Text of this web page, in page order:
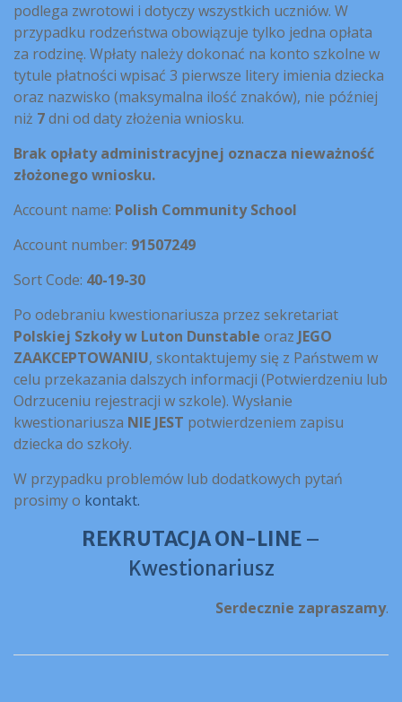
podlega zwrotowi i dotyczy wszystkich uczniów. W
przypadku rodzeństwa obowiązuje tylko jedna opłata
za rodzinę. Wpłaty należy dokonać na konto szkolne w
tytule płatności wpisać 3 pierwsze litery imienia dziecka
oraz nazwisko (maksymalna ilość znaków), nie później
niż 7dni od daty złożenia wniosku.
Brak opłaty administracyjnej oznacza nieważność
złożonego wniosku.
Account name: Polish Community School
Account number: 91507249
Sort Code: 40-19-30
Po odebraniu kwestionariusza przez sekretariat
Polskiej Szkoły w Luton Dunstable oraz JEGO
ZAAKCEPTOWANIU, skontaktujemy się z Państwem w
celu przekazania dalszych informacji (Potwierdzeniu lub
Odrzuceniu rejestracji w szkole). Wysłanie
kwestionariusza NIE JEST potwierdzeniem zapisu
dziecka do szkoły.
W przypadku problemów lub dodatkowych pytań
prosimy o kontakt.
REKRUTACJA ON-LINE –
Kwestionariusz
Serdecznie zapraszamy.